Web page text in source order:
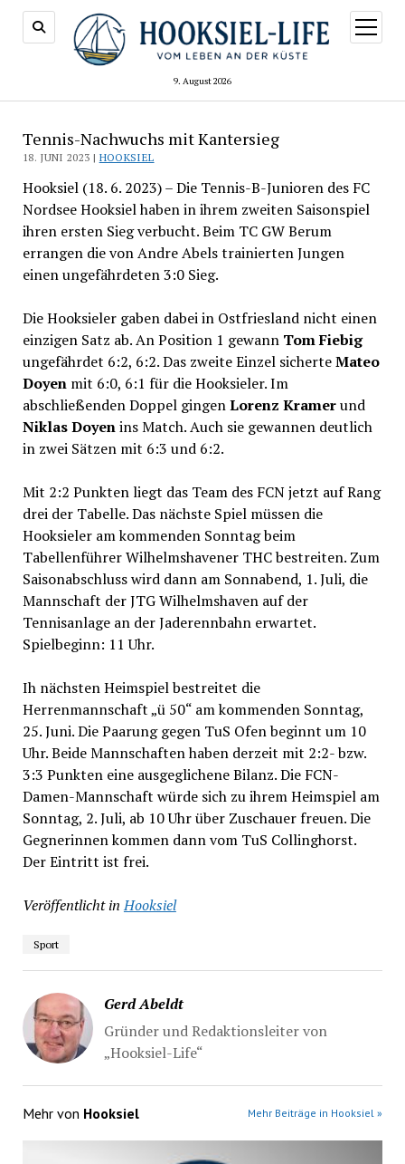
9. August 2026
Menü
öffnen
Tennis-Nachwuchs mit Kantersieg
18. JUNI 2023 | HOOKSIEL
Hooksiel (18. 6. 2023) – Die Tennis-B-Junioren des FC
Nordsee Hooksiel haben in ihrem zweiten Saisonspiel
ihren ersten Sieg verbucht. Beim TC GW Berum
errangen die von Andre Abels trainierten Jungen
einen ungefährdeten 3:0 Sieg.
Die Hooksieler gaben dabei in Ostfriesland nicht einen
einzigen Satz ab. An Position 1 gewann Tom Fiebig
ungefährdet 6:2, 6:2. Das zweite Einzel sicherteMateo
Doyenmit 6:0, 6:1 für die Hooksieler. Im
abschließenden Doppel gingenLorenz Kramerund
Niklas Doyenins Match. Auch sie gewannen deutlich
in zwei Sätzen mit 6:3 und 6:2.
Mit 2:2 Punkten liegt das Team des FCN jetzt auf Rang
drei der Tabelle. Das nächste Spiel müssen die
Hooksieler am kommenden Sonntag beim
Tabellenführer Wilhelmshavener THC bestreiten. Zum
Saisonabschluss wird dann am Sonnabend, 1. Juli, die
Mannschaft der JTG Wilhelmshaven auf der
Tennisanlage an der Jaderennbahn erwartet.
Spielbeginn: 11 Uhr.
Ih nächsten Heimspiel bestreitet die
Herrenmannschaft „ü 50“ am kommenden Sonntag,
25. Juni. Die Paarung gegen TuS Ofen beginnt um 10
Uhr. Beide Mannschaften haben derzeit mit 2:2- bzw.
3:3 Punkten eine ausgeglichene Bilanz. Die FCN-
Damen-Mannschaft würde sich zu ihrem Heimspiel am
Sonntag, 2. Juli, ab 10 Uhr über Zuschauer freuen. Die
Gegnerinnen kommen dann vom TuS Collinghorst.
Der Eintritt ist frei.
Veröffentlicht in Hooksiel
Sport
Gerd Abeldt
Gründer und Redaktionsleiter von
„Hooksiel-Life“
Mehr von Hooksiel Mehr Beiträge in Hooksiel »